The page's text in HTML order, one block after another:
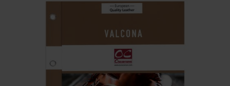
ARTIKELKOD: